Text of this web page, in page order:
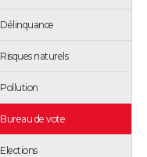
Délinquance
Risques naturels
Pollution
Bureau de vote
Elections